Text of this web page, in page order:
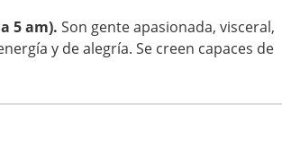
5 am). Son gente apasionada, visceral,
y de alegría. Se creen capaces de